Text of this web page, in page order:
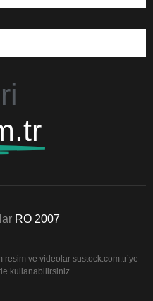
RO 2007
resim ve videolar sustock.com.tr’ye
kullanabilirsiniz.